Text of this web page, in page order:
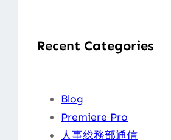
Recent Categories
Blog
Premiere Pro
人事総務部通信